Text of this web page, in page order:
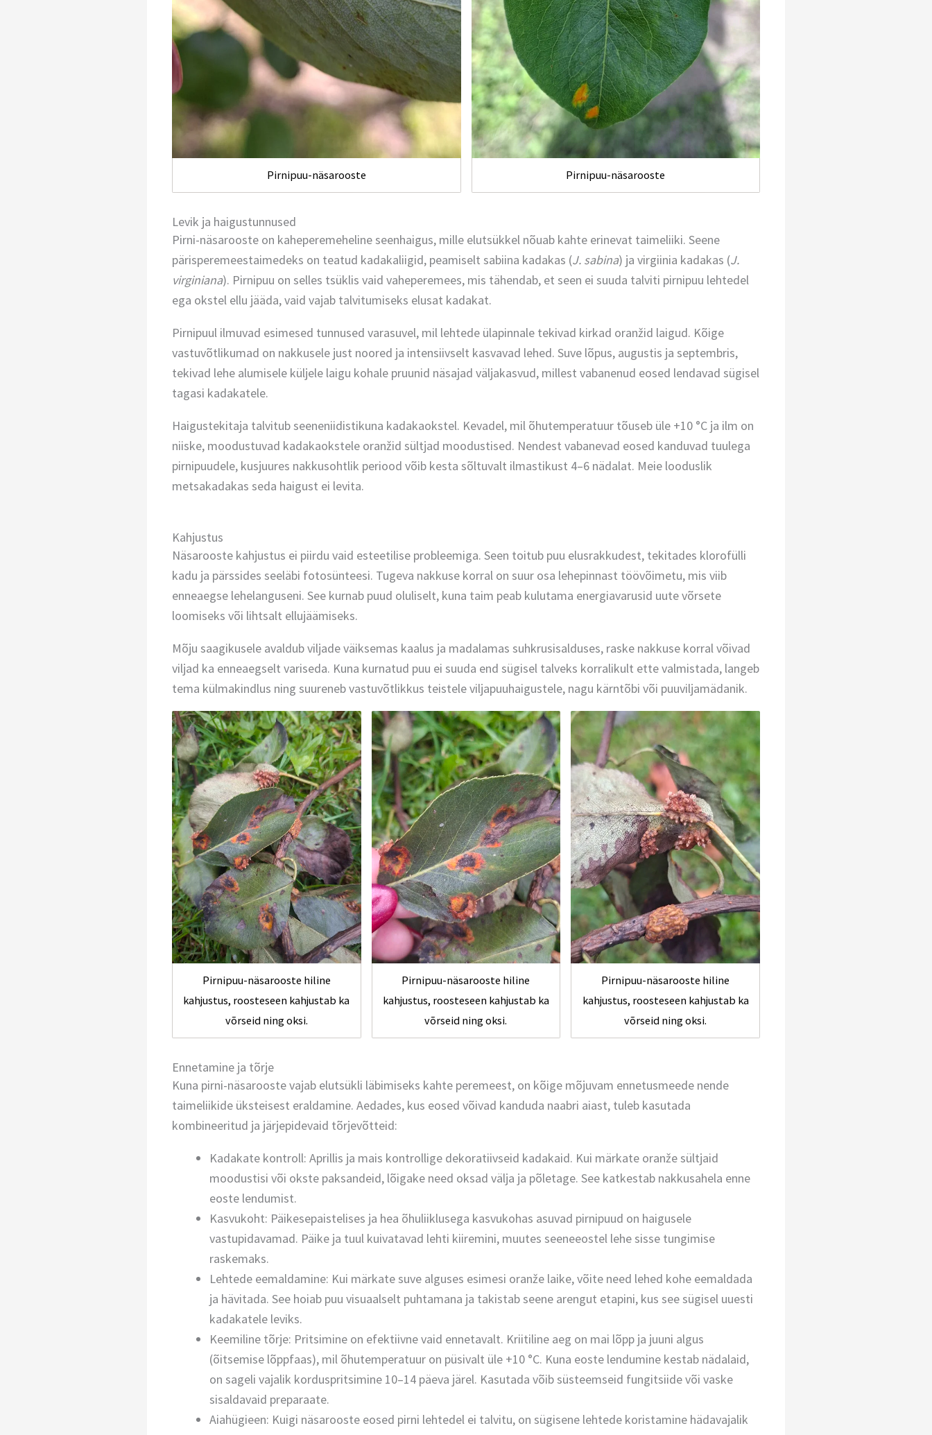
Pirnipuu-näsarooste Pirnipuu-näsarooste
Levik ja haigustunnused
Pirni-näsarooste on kaheperemeheline seenhaigus, mille elutsükkel nõuab kahte erinevat taimeliiki. Seene
pärisperemeestaimedeks on teatud kadakaliigid, peamiselt sabiina kadakas (J. sabina) ja virgiinia kadakas (J.
virginiana). Pirnipuu on selles tsüklis vaid vaheperemees, mis tähendab, et seen ei suuda talviti pirnipuu lehtedel
ega okstel ellu jääda, vaid vajab talvitumiseks elusat kadakat.
Pirnipuul ilmuvad esimesed tunnused varasuvel, mil lehtede ülapinnale tekivad kirkad oranžid laigud. Kõige
vastuvõtlikumad on nakkusele just noored ja intensiivselt kasvavad lehed. Suve lõpus, augustis ja septembris,
tekivad lehe alumisele küljele laigu kohale pruunid näsajad väljakasvud, millest vabanenud eosed lendavad sügisel
tagasi kadakatele.
Haigustekitaja talvitub seeneniidistikuna kadakaokstel. Kevadel, mil õhutemperatuur tõuseb üle +10 °C ja ilm on
niiske, moodustuvad kadakaokstele oranžid sültjad moodustised. Nendest vabanevad eosed kanduvad tuulega
pirnipuudele, kusjuures nakkusohtlik periood võib kesta sõltuvalt ilmastikust 4–6 nädalat. Meie looduslik
metsakadakas seda haigust ei levita.
Kahjustus
Näsarooste kahjustus ei piirdu vaid esteetilise probleemiga. Seen toitub puu elusrakkudest, tekitades klorofülli
kadu ja pärssides seeläbi fotosünteesi. Tugeva nakkuse korral on suur osa lehepinnast töövõimetu, mis viib
enneaegse lehelanguseni. See kurnab puud oluliselt, kuna taim peab kulutama energiavarusid uute võrsete
loomiseks või lihtsalt ellujäämiseks.
Mõju saagikusele avaldub viljade väiksemas kaalus ja madalamas suhkrusisalduses, raske nakkuse korral võivad
viljad ka enneaegselt variseda. Kuna kurnatud puu ei suuda end sügisel talveks korralikult ette valmistada, langeb
tema külmakindlus ning suureneb vastuvõtlikkus teistele viljapuuhaigustele, nagu kärntõbi või puuviljamädanik.
Pirnipuu-näsarooste hiline
kahjustus, roosteseen kahjustab ka
võrseid ning oksi.
Pirnipuu-näsarooste hiline
kahjustus, roosteseen kahjustab ka
võrseid ning oksi.
Pirnipuu-näsarooste hiline
kahjustus, roosteseen kahjustab ka
võrseid ning oksi.
Ennetamine ja tõrje
Kuna pirni-näsarooste vajab elutsükli läbimiseks kahte peremeest, on kõige mõjuvam ennetusmeede nende
taimeliikide üksteisest eraldamine. Aedades, kus eosed võivad kanduda naabri aiast, tuleb kasutada
kombineeritud ja järjepidevaid tõrjevõtteid:
Kadakate kontroll: Aprillis ja mais kontrollige dekoratiivseid kadakaid. Kui märkate oranže sültjaid
moodustisi või okste paksandeid, lõigake need oksad välja ja põletage. See katkestab nakkusahela enne
eoste lendumist.
Kasvukoht: Päikesepaistelises ja hea õhuliiklusega kasvukohas asuvad pirnipuud on haigusele
vastupidavamad. Päike ja tuul kuivatavad lehti kiiremini, muutes seeneeostel lehe sisse tungimise
raskemaks.
Lehtede eemaldamine: Kui märkate suve alguses esimesi oranže laike, võite need lehed kohe eemaldada
ja hävitada. See hoiab puu visuaalselt puhtamana ja takistab seene arengut etapini, kus see sügisel uuesti
kadakatele leviks.
Keemiline tõrje: Pritsimine on efektiivne vaid ennetavalt. Kriitiline aeg on mai lõpp ja juuni algus
(õitsemise lõppfaas), mil õhutemperatuur on püsivalt üle +10 °C. Kuna eoste lendumine kestab nädalaid,
on sageli vajalik korduspritsimine 10–14 päeva järel. Kasutada võib süsteemseid fungitsiide või vaske
sisaldavaid preparaate.
Aiahügieen: Kuigi näsarooste eosed pirni lehtedel ei talvitu, on sügisene lehtede koristamine hädavajalik